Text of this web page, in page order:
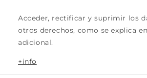
Acceder, rectificar y suprimir los
otros derechos, como se explica
adicional.
+info